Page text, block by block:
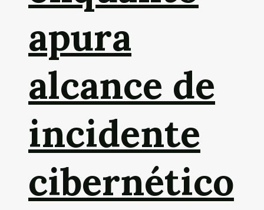
apura
alcance de
incidente
cibernético